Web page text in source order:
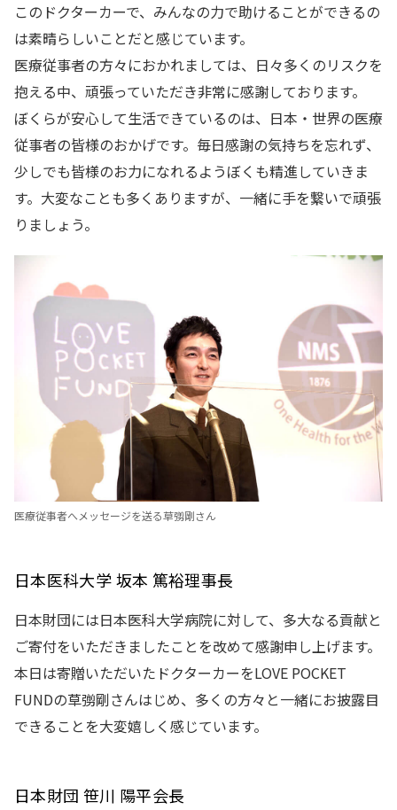
このドクターカーで、みんなの力で助けることができるの
は素晴らしいことだと感じています。
医療従事者の方々におかれましては、日々多くのリスクを
抱える中、頑張っていただき非常に感謝しております。
ぼくらが安心して生活できているのは、日本・世界の医療
従事者の皆様のおかげです。毎日感謝の気持ちを忘れず、
少しでも皆様のお力になれるようぼくも精進していきま
す。大変なことも多くありますが、一緒に手を繋いで頑張
りましょう。
医療従事者へメッセージを送る草彅剛さん
日本医科大学 坂本 篤裕理事長
日本財団には日本医科大学病院に対して、多大なる貢献と
ご寄付をいただきましたことを改めて感謝申し上げます。
本日は寄贈いただいたドクターカーをLOVE POCKET
FUNDの草彅剛さんはじめ、多くの方々と一緒にお披露目
できることを大変嬉しく感じています。
日本財団 笹川 陽平会長